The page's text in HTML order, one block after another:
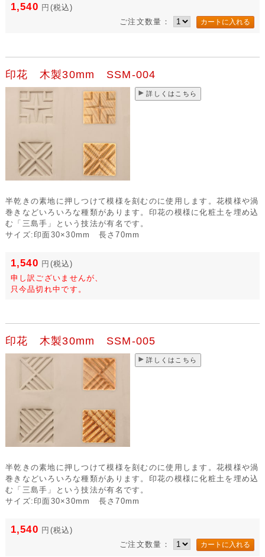
1,540 円 (税込)
ご注文数量：
印花 木製30mm SSM-004
詳しくはこちら
半乾きの素地に押しつけて模様を刻むのに使用します。花模様や渦
巻きなどいろいろな種類があります。印花の模様に化粧土を埋め込
む「三島手」という技法が有名です。
サイズ:印面30×30mm 長さ70mm
1,540 円 (税込)
申し訳ございませんが、
只今品切れ中です。
印花 木製30mm SSM-005
詳しくはこちら
半乾きの素地に押しつけて模様を刻むのに使用します。花模様や渦
巻きなどいろいろな種類があります。印花の模様に化粧土を埋め込
む「三島手」という技法が有名です。
サイズ:印面30×30mm 長さ70mm
1,540 円 (税込)
ご注文数量：